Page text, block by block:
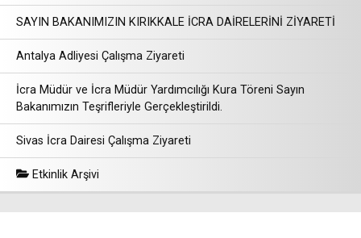
SAYIN BAKANIMIZIN KIRIKKALE İCRA DAİRELERİNİ ZİYARETİ
Antalya Adliyesi Çalışma Ziyareti
İcra Müdür ve İcra Müdür Yardımcılığı Kura Töreni Sayın
Bakanımızın Teşrifleriyle Gerçekleştirildi.
Sivas İcra Dairesi Çalışma Ziyareti
Etkinlik Arşivi